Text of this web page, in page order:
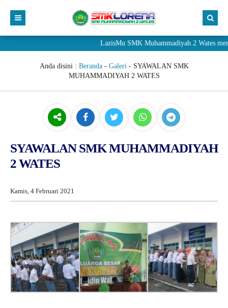
LazisMu SMK Muhammadiyah 2 Wates
Anda disini : Beranda- Galeri- SYAWALAN SMK
MUHAMMADIYAH 2 WATES
SYAWALAN SMK MUHAMMADIYAH
2 WATES
Kamis, 4 Februari 2021